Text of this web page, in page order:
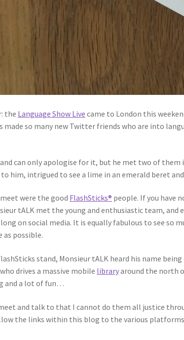
the Language Show Live came to London this
made so many new Twitter friends who are into
can only apologise for it, but he met two of them
him, intrigued to see a lime in an emerald beret
were the good FlashSticks® people. If you have
tALK met the young and enthusiastic team, and
on social media. It is equally fabulous to see so
as possible.
stand, Monsieur tALK heard his name
drives a massive mobile libraryaround the north
and a lot of fun…
and talk to that I cannot do them all justice
the links within this blog to the various